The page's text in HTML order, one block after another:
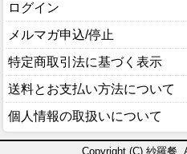
ログイン
メルマガ申込/停止
特定商取引法に基づく表示
送料とお支払い方法について
個人情報の取扱いについて
Copyright (C) 紗羅餐.